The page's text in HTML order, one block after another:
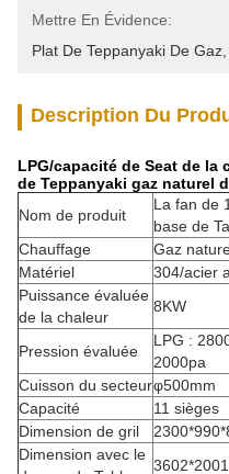
Mettre En Évidence:
Plat De Teppanyaki De Gaz
Description Du
LPG/capacité de Seat de
de Teppanyaki gaz naturel
Nom de produit
La fan de
base de
Chauffage
Gaz
Matériel
304/acier
Puissance évaluée
de la chaleur
8KW
Pression évaluée
LPG :
2000pa
Cuisson du secteurφ500mm
Capacité
11 sièges
Dimension de gril
Dimension avec le